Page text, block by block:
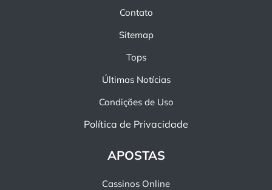
Contato
Sitemap
Tops
Últimas Notícias
Condições de Uso
Política de Privacidade
APOSTAS
Cassinos Online